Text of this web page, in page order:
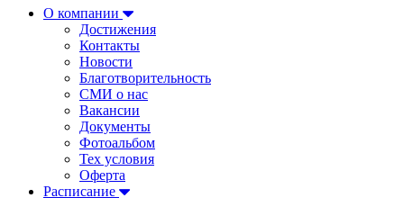
О компании
Достижения
Контакты
Новости
Благотворительность
СМИ о нас
Вакансии
Документы
Фотоальбом
Тех условия
Оферта
Расписание